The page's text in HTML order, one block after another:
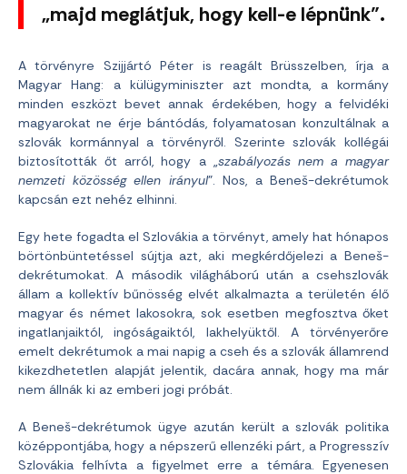
„majd meglátjuk, hogy kell-e lépnünk”.
A törvényre Szijjártó Péter is reagált Brüsszelben, írja a
Magyar Hang: a külügyminiszter azt mondta, a kormány
minden eszközt bevet annak érdekében, hogy a felvidéki
magyarokat ne érje bántódás, folyamatosan konzultálnak a
szlovák kormánnyal a törvényről. Szerinte szlovák kollégái
biztosították őt arról, hogy a „ szabályozás nem a magyar
nemzeti közösség ellen irányul”. Nos, a Beneš-dekrétumok
kapcsán ezt nehéz elhinni.
Egy hete fogadta el Szlovákia a törvényt, amely hat hónapos
börtönbüntetéssel sújtja azt, aki megkérdőjelezi a Beneš-
dekrétumokat. A második világháború után a csehszlovák
állam a kollektív bűnösség elvét alkalmazta a területén élő
magyar és német lakosokra, sok esetben megfosztva őket
ingatlanjaiktól, ingóságaiktól, lakhelyüktől. A törvényerőre
emelt dekrétumok a mai napig a cseh és a szlovák államrend
kikezdhetetlen alapját jelentik, dacára annak, hogy ma már
nem állnák ki az emberi jogi próbát.
A Beneš-dekrétumok ügye azután került a szlovák politika
középpontjába, hogy a népszerű ellenzéki párt, a Progresszív
Szlovákia felhívta a figyelmet erre a témára. Egyenesen